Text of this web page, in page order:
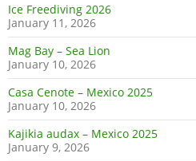
Ice Freediving 2026
January 11, 2026
Mag Bay – Sea Lion
January 10, 2026
Casa Cenote – Mexico 2025
January 10, 2026
Kajikia audax – Mexico 2025
January 9, 2026